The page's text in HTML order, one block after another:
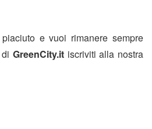
e vuoi rimanere sempre
GreenCity.itiscriviti alla nostra